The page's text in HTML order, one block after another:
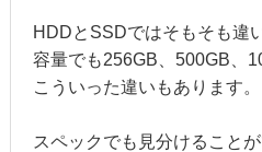
HDDとSSDではそもそも違
容量でも256GB、500GB、
こういった違いもあります。
スペックでも見分けることが